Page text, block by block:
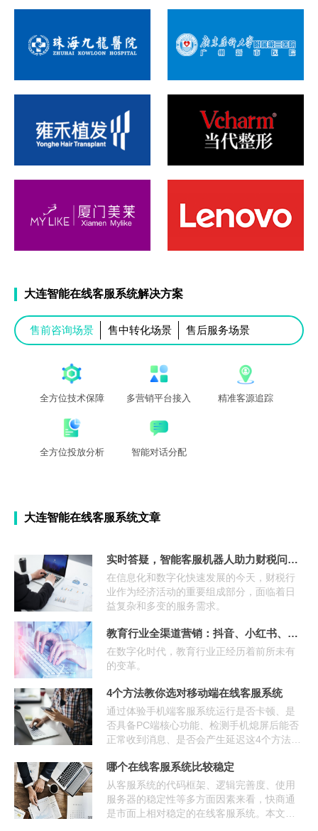
大连智能在线客服系统解决方案
售前咨询场景 售中转化场景 售后服务场景
全方位技术保障 多营销平台接入 精准客源追踪
全方位投放分析 智能对话分配
大连智能在线客服系统文章
实时答疑，智能客服机器人助力财税问题秒解决
在信息化和数字化快速发展的今天，财税行
业作为经济活动的重要组成部分，面临着日
益复杂和多变的服务需求。
教育行业全渠道营销：抖音、小红书、快手如何利用客服系统无
在数字化时代，教育行业正经历着前所未有
的变革。
4个方法教你选对移动端在线客服系统
通过体验手机端客服系统运行是否卡顿、是
否具备PC端核心功能、检测手机熄屏后能否
正常收到消息、是否会产生延迟这4个方法作
系统。
哪个在线客服系统比较稳定
从客服系统的代码框架、逻辑完善度、使用
服务器的稳定性等多方面因素来看，快商通
是市面上相对稳定的在线客服系统。本文将